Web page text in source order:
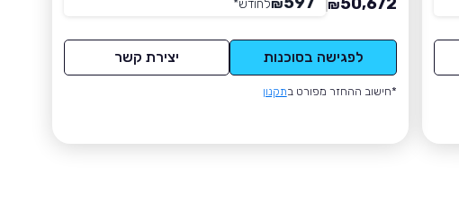
₪
₪לחודש*
לפגישה בסוכנות יצירת קשר
*חישוב ההחזר מפורט בתקנון